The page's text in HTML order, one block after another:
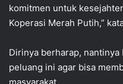
komitmen untuk
Koperasi Merah Putih,”
Dirinya berharap, nantinya
peluang ini agar bisa